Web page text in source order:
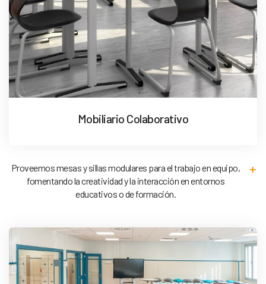
Mobiliario Colaborativo
Proveemos mesas y sillas modulares para el trabajo en equipo,
fomentando la creatividad y la interacción en entornos
educativos o de formación.